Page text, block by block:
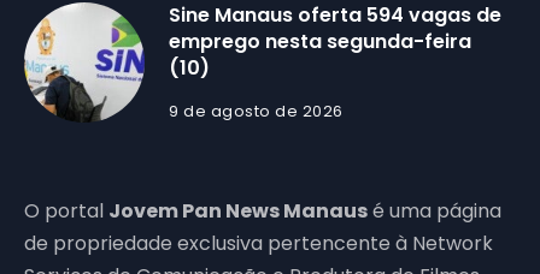
Sine Manaus oferta 594 vagas de
emprego nesta segunda-feira
(10)
9 de agosto de 2026
O portal Jovem Pan News Manausé uma página
de propriedade exclusiva pertencente à Network